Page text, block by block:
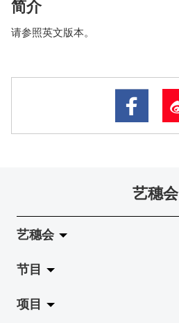
简介
请参照英文版本。
艺穗会
艺穗会
关于艺穗会
艺穗会的演化
节目
拉阔
项目